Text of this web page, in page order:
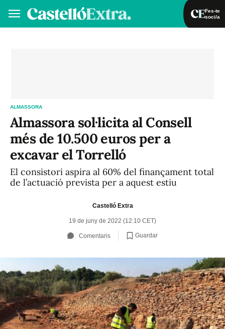
Fes-te
soci/a
ALMASSORA
Almassora sol·licita al Consell
més de 10.500 euros per a
excavar el Torrelló
El consistori aspira al 60% del finançament total
de l’actuació prevista per a aquest estiu
Castelló Extra
19 de juny de 2022 (12:10 CET)
Comentaris Guardar